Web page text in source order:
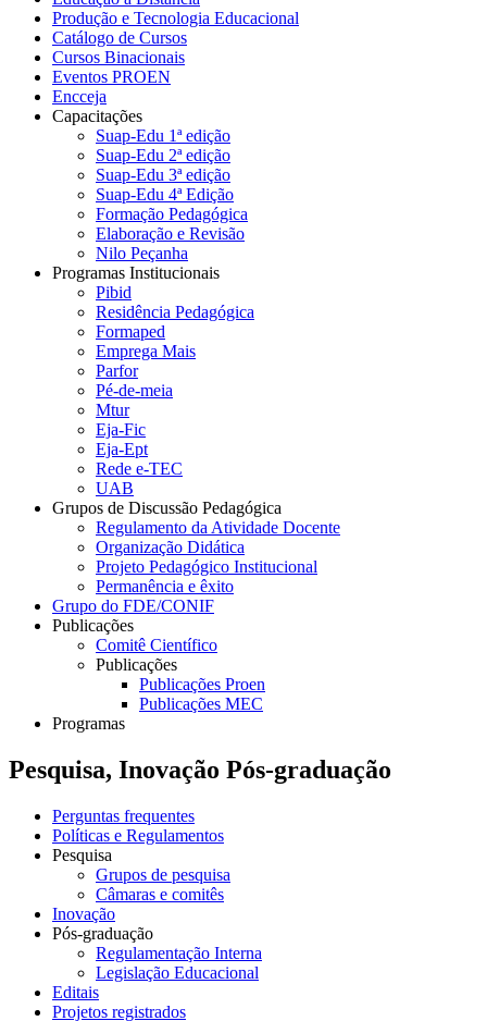
Produção e Tecnologia Educacional
Catálogo de Cursos
Cursos Binacionais
Eventos PROEN
Encceja
Capacitações
Suap-Edu 1ª edição
Suap-Edu 2ª edição
Suap-Edu 3ª edição
Suap-Edu 4ª Edição
Formação Pedagógica
Elaboração e Revisão
Nilo Peçanha
Programas Institucionais
Pibid
Residência Pedagógica
Formaped
Emprega Mais
Parfor
Pé-de-meia
Mtur
Eja-Fic
Eja-Ept
Rede e-TEC
UAB
Grupos de Discussão Pedagógica
Regulamento da Atividade Docente
Organização Didática
Projeto Pedagógico Institucional
Permanência e êxito
Grupo do FDE/CONIF
Publicações
Comitê Científico
Publicações
Publicações Proen
Publicações MEC
Programas
Pesquisa, Inovação Pós-graduação
Perguntas frequentes
Políticas e Regulamentos
Pesquisa
Grupos de pesquisa
Câmaras e comitês
Inovação
Pós-graduação
Regulamentação Interna
Legislação Educacional
Editais
Projetos registrados